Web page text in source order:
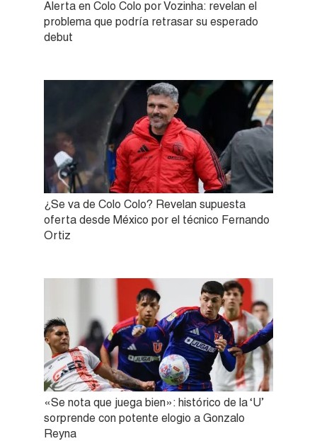
Alerta en Colo Colo por Vozinha: revelan el
problema que podría retrasar su esperado
debut
¿Se va de Colo Colo? Revelan supuesta
oferta desde México por el técnico Fernando
Ortiz
«Se nota que juega bien»: histórico de la ‘U’
sorprende con potente elogio a Gonzalo
Reyna